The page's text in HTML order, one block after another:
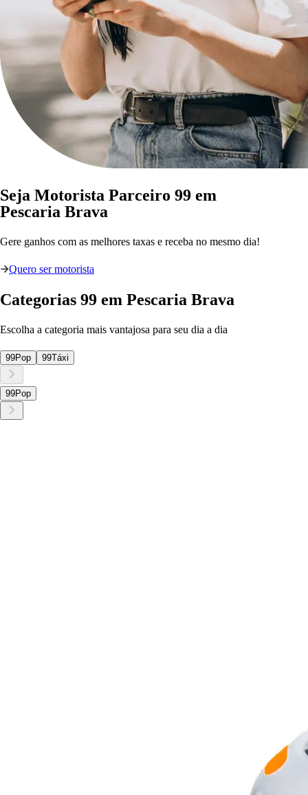
Seja Motorista Parceiro 99 em
Pescaria Brava
Gere ganhos com as melhores taxas e receba no mesmo dia!
Quero ser motorista
Categorias 99 em Pescaria Brava
Escolha a categoria mais vantajosa para seu dia a dia
99Pop 99Táxi
99Pop